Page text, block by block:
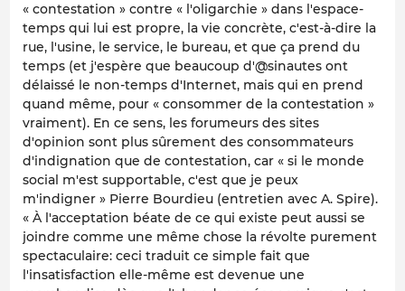
« contestation » contre « l'oligarchie » dans l'espace-
temps qui lui est propre, la vie concrète, c'est-à-dire la
rue, l'usine, le service, le bureau, et que ça prend du
temps (et j'espère que beaucoup d'@sinautes ont
délaissé le non-temps d'Internet, mais qui en prend
quand même, pour « consommer de la contestation »
vraiment). En ce sens, les forumeurs des sites
d'opinion sont plus sûrement des consommateurs
d'indignation que de contestation, car « si le monde
social m'est supportable, c'est que je peux
m'indigner » Pierre Bourdieu (entretien avec A. Spire).
« À l'acceptation béate de ce qui existe peut aussi se
joindre comme une même chose la révolte purement
spectaculaire: ceci traduit ce simple fait que
l'insatisfaction elle-même est devenue une